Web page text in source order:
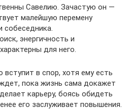
Савелию. Зачастую он —
малейшую перемену
собеседника.
энергичность и
для него.
вступит в спор, хотя ему есть
пока жизнь сама докажет
карьеру, боясь обидеть
его заслуживает повышения.